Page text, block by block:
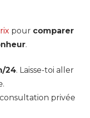
pour comparer
.
24. Laisse-toi aller
privée